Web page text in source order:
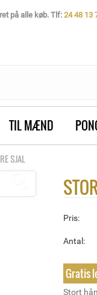
på alle køb. Tlf: 24 48 13
TIL MÆND
SJAL
Pris:
Antal:
Gratis
Stort